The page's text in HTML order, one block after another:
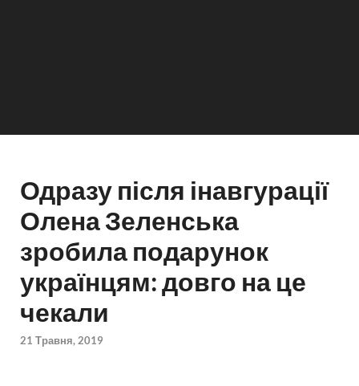
Одразу після інавгурації
Олена Зеленська
зробила подарунок
українцям: довго на це
чекали
21 Травня, 2019